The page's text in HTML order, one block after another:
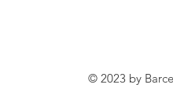
© 2023 by